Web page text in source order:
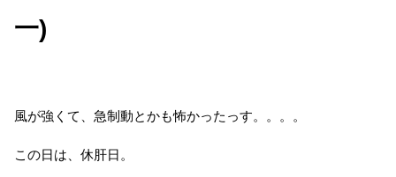
一)
風が強くて、急制動とかも怖かったっす。。。。
この日は、休肝日。